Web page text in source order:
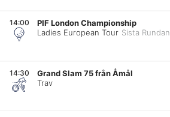
14:00
PIF London Championship
Ladies European Tour Sista Rundan
14:30
Grand Slam 75 från Åmål
Trav